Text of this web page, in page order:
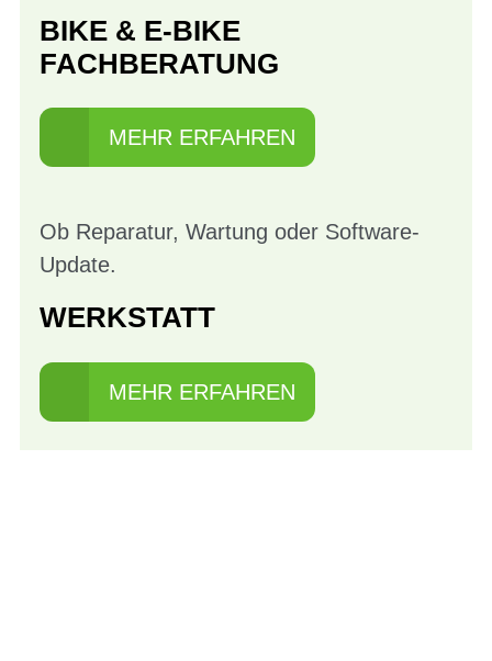
BIKE & E-BIKE
FACHBERATUNG
MEHR ERFAHREN
Ob Reparatur, Wartung oder Software-
Update.
WERKSTATT
MEHR ERFAHREN